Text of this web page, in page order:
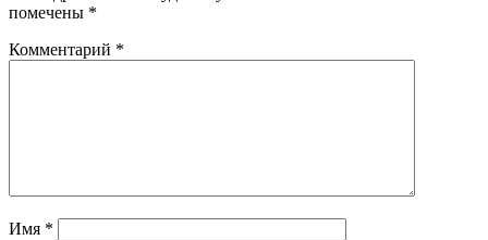
помечены *
Комментарий *
Имя *